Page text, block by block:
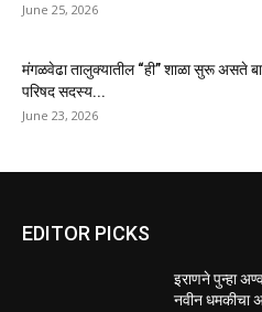
June 25, 2026
मंगळवेढा तालुक्यातील “ही” शाळा सुरू असते
परिषद सदस्य...
June 23, 2026
EDITOR PICKS
इराणने पुन्हा
नवीन धमकीचा